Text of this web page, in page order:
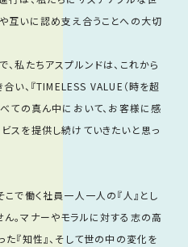
互いに認め支え合うことへの大切
私たちアスプルンドは、これから
い、『TIMELESS VALUE（時を超
ての真ん中において、お客様に感
スを提供し続けていきたいと思っ
で働く社員一人一人の『人』とし
。マナーやモラルに対する志の高
『知性』、そして世の中の変化を